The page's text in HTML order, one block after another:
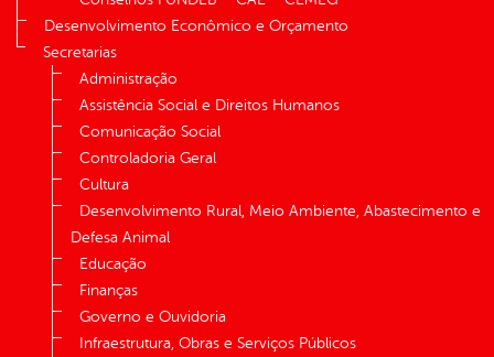
Desenvolvimento Econômico e Orçamento
Secretarias
Administração
Assistência Social e Direitos Humanos
Comunicação Social
Controladoria Geral
Cultura
Desenvolvimento Rural, Meio Ambiente, Abastecimento e
Defesa Animal
Educação
Finanças
Governo e Ouvidoria
Infraestrutura, Obras e Serviços Públicos